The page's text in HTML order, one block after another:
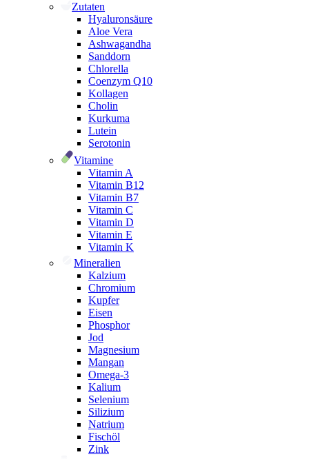
Zutaten
Hyaluronsäure
Aloe Vera
Ashwagandha
Sanddorn
Chlorella
Coenzym Q10
Kollagen
Cholin
Kurkuma
Lutein
Serotonin
Vitamine
Vitamin A
Vitamin B12
Vitamin B7
Vitamin C
Vitamin D
Vitamin E
Vitamin K
Mineralien
Kalzium
Chromium
Kupfer
Eisen
Phosphor
Jod
Magnesium
Mangan
Omega-3
Kalium
Selenium
Silizium
Natrium
Fischöl
Zink